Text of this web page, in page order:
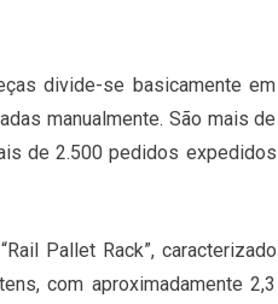
divide-se basicamente em
manualmente. São mais de
de 2.500 pedidos expedidos
Pallet Rack”, caracterizado
com aproximadamente 2,3